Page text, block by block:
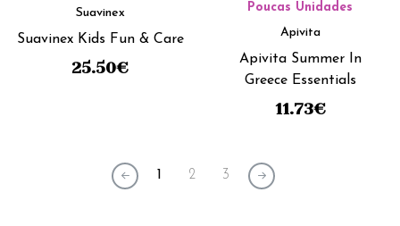
Suavinex
Suavinex Kids Fun & Care
25.50€
Poucas Unidades
Apivita
Apivita Summer In
Greece Essentials
11.73€
1 2 3